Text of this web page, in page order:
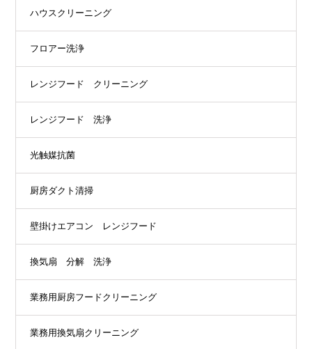
ハウスクリーニング
フロアー洗浄
レンジフード クリーニング
レンジフード 洗浄
光触媒抗菌
厨房ダクト清掃
壁掛けエアコン レンジフード
換気扇 分解 洗浄
業務用厨房フードクリーニング
業務用換気扇クリーニング